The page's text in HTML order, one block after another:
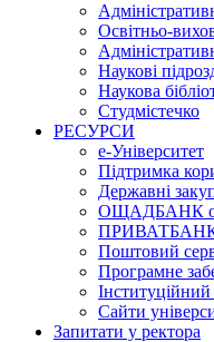
Освітньо-
Наукові
Наукова
Студмістечко
РЕСУРСИ
е-Університет
Підтримка
Державні
ОЩАДБАНК
ПРИВАТБАНК
Поштовий
Програмне
Інституційний
Сайти
Запитати у ректора